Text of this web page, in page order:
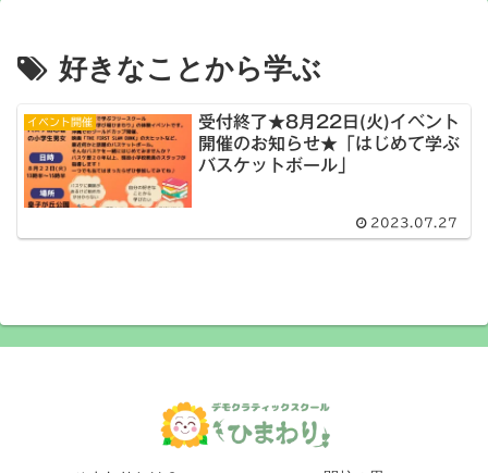
好きなことから学ぶ
イベント開催
受付終了★8月22日(火)イベント
開催のお知らせ★「はじめて学ぶ
バスケットボール」
2023.07.27